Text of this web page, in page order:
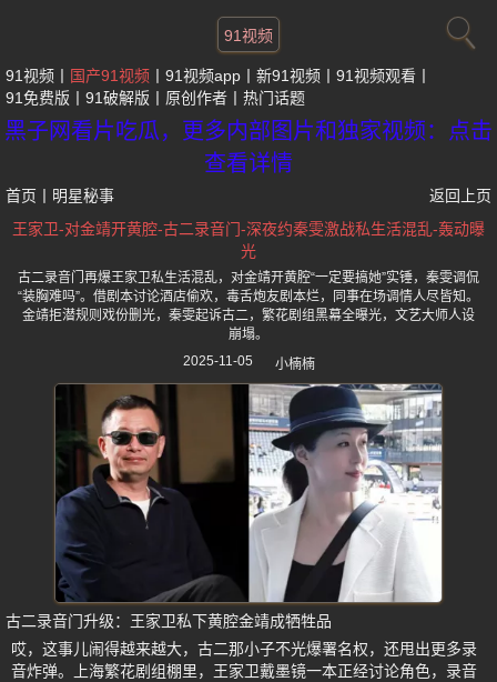
91视频
91视频 国产91视频 91视频app 新91视频
91视频观看
91免费版
91破解版 原创作者 热门话题
黑子网看片吃瓜，更多内部图片和独家视频：点击
查看详情
首页 明星秘事
返回上页
王家卫-对金靖开黄腔-古二录音门-深夜约秦雯激战私生活混乱-轰动曝
光
古二录音门再爆王家卫私生活混乱，对金靖开黄腔“一定要搞她”实锤，秦雯调侃
“装胸难吗”。借剧本讨论酒店偷欢，毒舌炮友剧本烂，同事在场调情人尽皆知。
金靖拒潜规则戏份删光，秦雯起诉古二，繁花剧组黑幕全曝光，文艺大师人设
崩塌。
2025-11-05
小楠楠
古二录音门升级：王家卫私下黄腔金靖成牺牲品
哎，这事儿闹得越来越大，古二那小子不光爆署名权，还甩出更多录
音炸弹。上海繁花剧组棚里，王家卫戴墨镜一本正经讨论角色，录音